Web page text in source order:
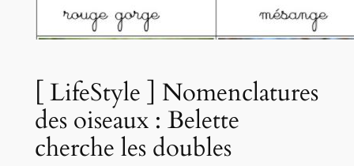
[ LifeStyle ] Nomenclatures
des oiseaux : Belette
cherche les doubles